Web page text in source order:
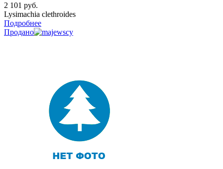
2 101 руб.
Lysimachia clethroides
Подробнее
Продано